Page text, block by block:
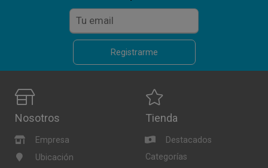
Registrarme
Nosotros
Empresa
Ubicación
Tienda
Destacados
Categorías